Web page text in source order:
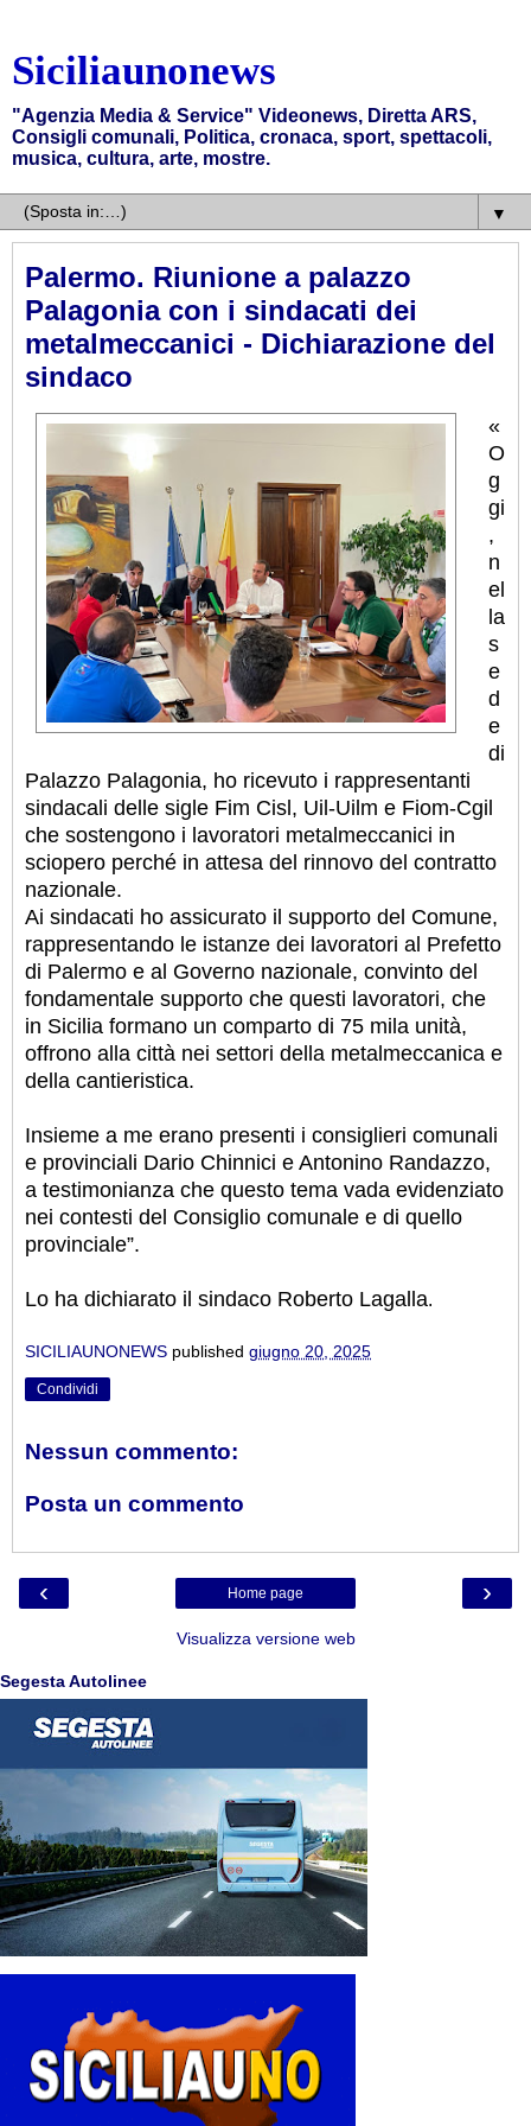
Siciliaunonews
"Agenzia Media & Service" Videonews, Diretta ARS,
Consigli comunali, Politica, cronaca, sport, spettacoli,
musica, cultura, arte, mostre.
▼
Palermo. Riunione a palazzo
Palagonia con i sindacati dei
metalmeccanici - Dichiarazione del
sindaco
«
O
g
gi
,
n
el
la
s
e
d
e
di
Palazzo Palagonia, ho ricevuto i rappresentanti
sindacali delle sigle Fim Cisl, Uil-Uilm e Fiom-Cgil
che sostengono i lavoratori metalmeccanici in
sciopero perché in attesa del rinnovo del contratto
nazionale.
Ai sindacati ho assicurato il supporto del Comune,
rappresentando le istanze dei lavoratori al Prefetto
di Palermo e al Governo nazionale, convinto del
fondamentale supporto che questi lavoratori, che
in Sicilia formano un comparto di 75 mila unità,
offrono alla città nei settori della metalmeccanica e
della cantieristica.
Insieme a me erano presenti i consiglieri comunali
e provinciali Dario Chinnici e Antonino Randazzo,
a testimonianza che questo tema vada evidenziato
nei contesti del Consiglio comunale e di quello
provinciale”.
Lo ha dichiarato il sindaco Roberto Lagalla.
SICILIAUNONEWS published giugno 20, 2025
Condividi
Nessun commento:
Posta un commento
‹ ›
Home page
Visualizza versione web
Segesta Autolinee